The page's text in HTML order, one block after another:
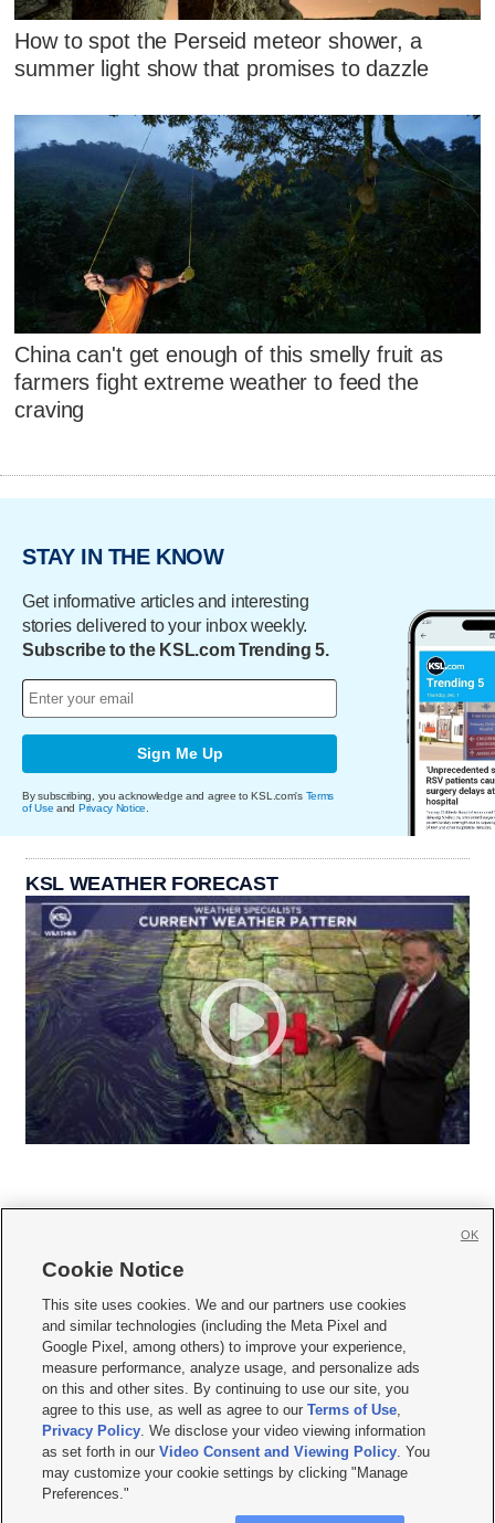
How to spot the Perseid meteor shower, a
summer light show that promises to dazzle
China can't get enough of this smelly fruit as
farmers fight extreme weather to feed the
craving
STAY IN THE KNOW
Get informative articles and interesting
stories delivered to your inbox weekly.
Subscribe to the KSL.com Trending 5.
Sign Me Up
By subscribing, you acknowledge and agree to KSL.com's Terms
of Use and Privacy Notice
KSL WEATHER FORECAST
     
Mobile Apps| Newsletter|Advertise|Contact Us|Careers with KSL.com
Terms of use Privacy Statement| Video Consent Viewing Policy
Do Not Sell or Share My Data|EEO Public File Report| KSL-TV FCC Public File
KSL FM Radio FCC Public File|KSL AM Radio FCC Public File |FCC Applications
Closed Captioning Assistance
© 2026KSL Media| KSL Broadcasting Salt Lake City UT | Site hosted & managed
by KSL Media - a Deseret Media Company
Cookie Notice
This site uses cookies. We and our partners use cookies
and similar technologies (including the Meta Pixel and
Google Pixel, among others) to improve your experience,
measure performance, analyze usage, and personalize ads
on this and other sites. By continuing to use our site, you
agree to this use, as well as agree to ourTerms of Use,
Privacy Policy. We disclose your video viewing information
as set forth in ourVideo Consent and Viewing Policy. You
may customize your cookie settings by clicking "Manage
Preferences."
OK